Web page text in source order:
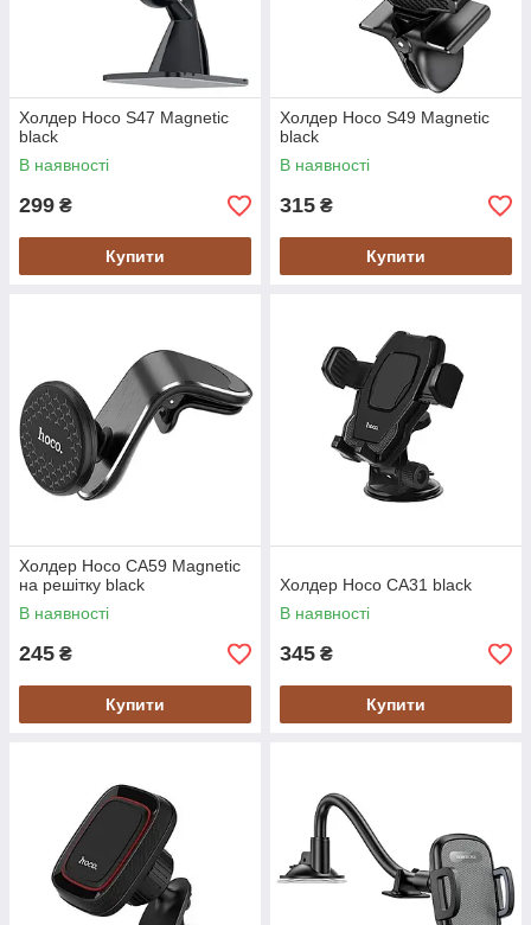
Холдер Hoco S47 Magnetic
black
В наявності
299 ₴
Купити
Холдер Hoco S49 Magnetic
black
В наявності
315 ₴
Купити
Холдер Hoco CA59 Magnetic
на решітку black
В наявності
245 ₴
Купити
Холдер Hoco CA31 black
В наявності
345 ₴
Купити